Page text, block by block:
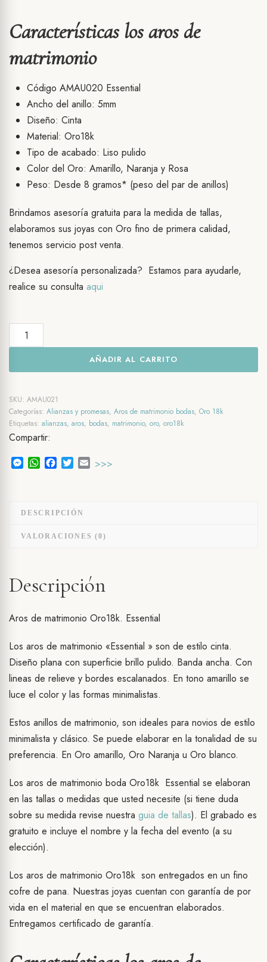
Características los aros de
matrimonio
Código AMAU020 Essential
Ancho del anillo: 5mm
Diseño: Cinta
Material: Oro18k
Tipo de acabado: Liso pulido
Color del Oro: Amarillo, Naranja y Rosa
Peso: Desde 8 gramos* (peso del par de anillos)
Brindamos asesoría gratuita para la medida de tallas,
elaboramos sus joyas con Oro fino de primera calidad,
tenemos servicio post venta.
¿Desea asesoría personalizada? Estamos para ayudarle,
realice su consulta aqui
Aros
de
Essential
cantidad
AÑADIR AL CARRITO
SKU: AMAU021
Categorías: Alianzas y promesas, Aros de matrimonio bodas, Oro 18k
Etiquetas: alianzas, aros, bodas, matrimonio, oro, oro18k
Compartir:
Messenger
WhatsApp
Facebook
TwitterEmail
>>>
DESCRIPCIÓN
VALORACIONES (0)
Descripción
Aros de matrimonio Oro18k. Essential
Los aros de matrimonio «Essential » son de estilo cinta.
Diseño plana con superficie brillo pulido. Banda ancha. Con
lineas de relieve y bordes escalanados. En tono amarillo se
luce el color y las formas minimalistas.
Estos anillos de matrimonio, son ideales para novios de estilo
minimalista y clásico. Se puede elaborar en la tonalidad de su
preferencia. En Oro amarillo, Oro Naranja u Oro blanco.
Los aros de matrimonio boda Oro18k Essential se elaboran
en las tallas o medidas que usted necesite (si tiene duda
sobre su medida revise nuestra guia de tallas). El grabado es
gratuito e incluye el nombre y la fecha del evento (a su
elección).
Los aros de matrimonio Oro18k son entregados en un fino
cofre de pana. Nuestras joyas cuentan con garantía de por
vida en el material en que se encuentran elaborados.
Entregamos certificado de garantía.